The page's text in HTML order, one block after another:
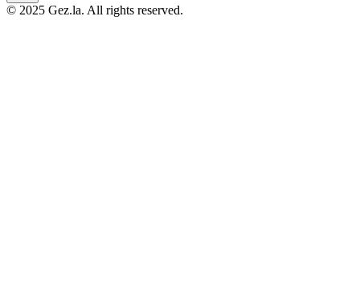
© 2025 Gez.la. All rights reserved.